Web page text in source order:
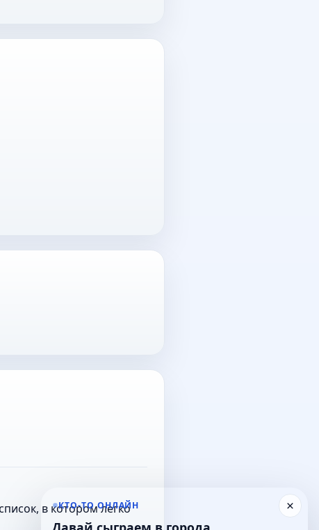
в котором легко
×
КТО-ТО ОНЛАЙН